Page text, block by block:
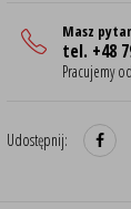
Masz
tel. +48
Pracujemy
Udostępnij: